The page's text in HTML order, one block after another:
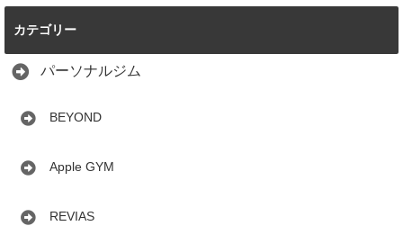
カテゴリー
パーソナルジム
BEYOND
Apple GYM
REVIAS